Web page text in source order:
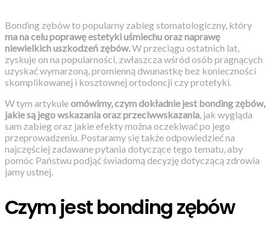
Bonding zębów to popularny zabieg stomatologiczny, który
ma na celu poprawę estetyki uśmiechu oraz naprawę
niewielkich uszkodzeń zębów.W przeciągu ostatnich lat,
zyskuje on na popularności, zwłaszcza wśród osób pragnących
uzyskać wymarzoną, promienną dwunastkę bez konieczności
skomplikowanej i kosztownej ortodoncji czy protetyki.
W tym artykuleomówimy, czym dokładnie jest bonding zębów,
jakie są jego wskazania oraz przeciwwskazania , jak wygląda
sam zabieg oraz jakie efekty można oczekiwać po jego
przeprowadzeniu. Postaramy się także odpowiedzieć na
najczęściej zadawane pytania dotyczące tego tematu, aby
pomóc Państwu podjąć świadomą decyzję dotyczącą zdrowia
jamy ustnej.
Czym jest bonding zębów